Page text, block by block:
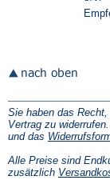
Sie haben das Recht,
Vertrag zu
und das
Alle Preise sind
zusätzlich